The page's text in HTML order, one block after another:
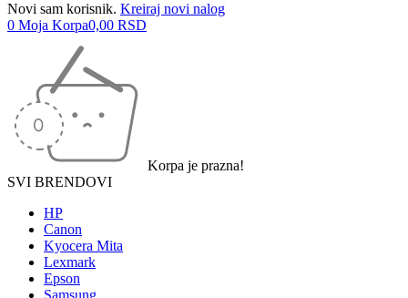
Novi sam korisnik. Kreiraj novi nalog
0 Moja Korpa0,00 RSD
Korpa je prazna!
SVI BRENDOVI
HP
Canon
Kyocera Mita
Lexmark
Epson
Samsung